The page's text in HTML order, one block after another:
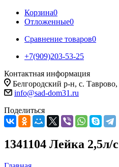
Корзина0
Отложенные0
Сравнение товаров0
+7(909)203-53-25
Контактная информация
Белгородский р-н, с.
info@sad-dom31.ru
Поделиться
1341104 Лейка